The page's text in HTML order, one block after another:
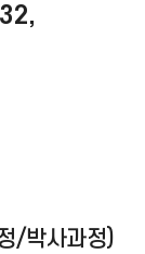
/박사과정)